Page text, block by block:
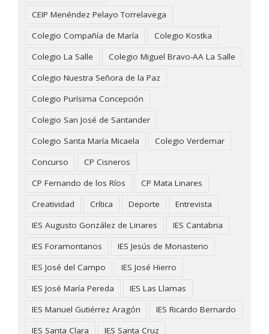
CEIP Menéndez Pelayo Torrelavega
Colegio Compañía de María
Colegio Kostka
Colegio La Salle
Colegio Miguel Bravo-AA La Salle
Colegio Nuestra Señora de la Paz
Colegio Purísima Concepción
Colegio San José de Santander
Colegio Santa María Micaela
Colegio Verdemar
Concurso
CP Cisneros
CP Fernando de los Ríos
CP Mata Linares
Creatividad
Crítica Deporte
Entrevista
IES Augusto González de Linares
IES Cantabria
IES Foramontanos
IES Jesús de Monasterio
IES José del Campo
IES José Hierro
IES José María Pereda
IES Las Llamas
IES Manuel Gutiérrez Aragón
IES Ricardo Bernardo
IES Santa Clara
IES Santa Cruz